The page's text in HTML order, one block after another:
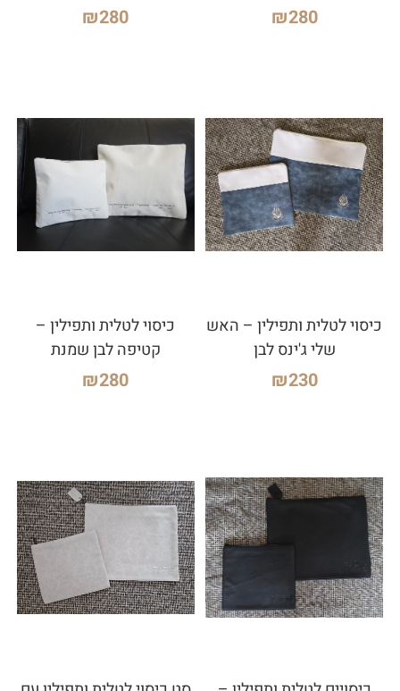
₪280
₪280
כיסוי לטלית ותפילין – האש
שלי ג'ינס לבן
₪230
כיסוי לטלית ותפילין –
קטיפה לבן שמנת
₪280